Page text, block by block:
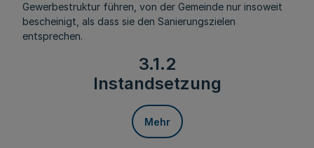
Gewerbestruktur führen, von der Gemeinde nur insoweit
bescheinigt, als dass sie den Sanierungszielen
entsprechen.
3.1.2
Instandsetzung
Mehr